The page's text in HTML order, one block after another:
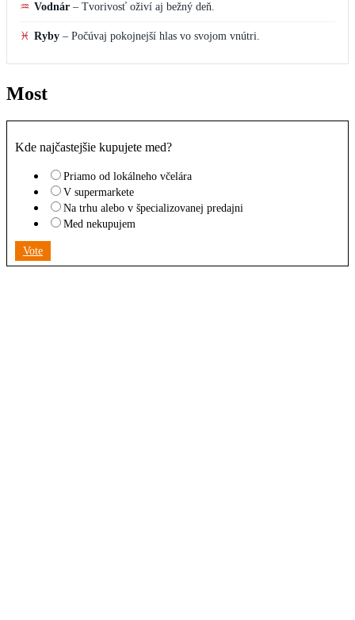
♒ Vodnár – Tvorivosť oživí aj bežný deň.
♓ Ryby – Počúvaj pokojnejší hlas vo svojom vnútri.
Most
Kde najčastejšie kupujete med?
Priamo od lokálneho včelára
V supermarkete
Na trhu alebo v špecializovanej predajni
Med nekupujem
Vote